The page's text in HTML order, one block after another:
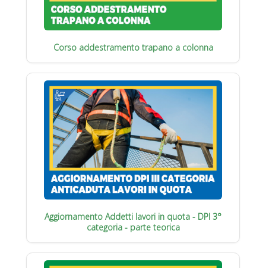
Corso addestramento trapano a colonna
Aggiornamento Addetti lavori in quota - DPI 3°
categoria - parte teorica